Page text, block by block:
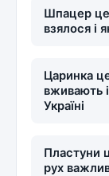
Шпацер
взялося і
Царинка
вживають
Україні
Пластуни
рух